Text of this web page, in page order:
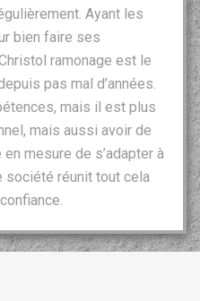
Ayant les
bien faire ses
ramonage est le
pas mal d’années.
mais il est plus
mais aussi avoir de
mesure de s’adapter à
réunit tout cela